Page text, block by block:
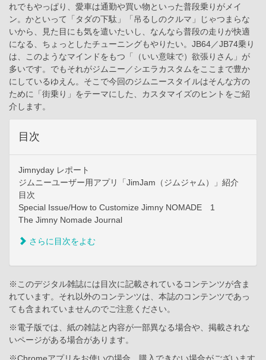
れでもやっぱり、愛車は通勤や買い物といった普段乗りがメイ
ン。かといって「タダの下駄」「吊るしのクルマ」じゃつまらな
いから、見た目にも気を遣いたいし、なんなら普段の走りが快適
になる、ちょっとしたチューニングもやりたい。JB64／JB74乗り
は、このようなマインドをもつ「（いい意味で）欲張りさん」が
多いです。でもそれがジムニー／シエラカスタムをここまで豊か
にしているゆえん。そこで今回のジムニースタイルはそんな方の
ために「街乗り」をテーマにした、カスタマイズのヒントをご紹
介します。
目次
Jimnyday レポート
ジムニーユーザー用アプリ「JimJam（ジムジャム）」紹介
目次
Special Issue/How to Customize Jimny NOMADE 1
The Jimny Nomade Journal
さらに目次をよむ
※このデジタル雑誌には目次に記載されているコンテンツが含ま
れています。それ以外のコンテンツは、本誌のコンテンツであっ
ても含まれていませんのでご注意ください。
※電子版では、紙の雑誌と内容が一部異なる場合や、掲載されな
いページがある場合があります。